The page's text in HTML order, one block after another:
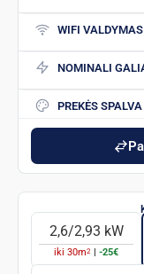
WIFI VALDYMAS
NOMINALI
PREKĖS SPALVA
2,6/2,93 kW
iki30m2 -25€